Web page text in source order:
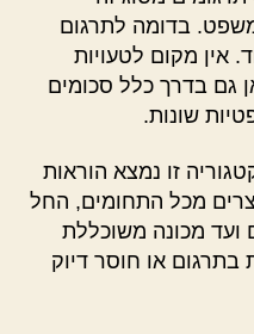
בדומה לתרגום
אין מקום לטעויות
גם בדרך כלל סכומים
שונות.
זו נמצא הוראות
מכל התחומים, החל
ועד מכונה משוכללת
בתרגום או חוסר דיוק